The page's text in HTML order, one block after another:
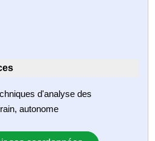
d'analyse des
autonome